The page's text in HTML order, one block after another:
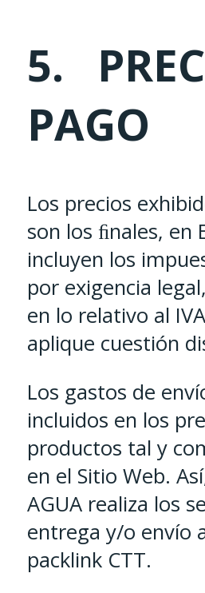
5.
PAGO
Los precios
son los ﬁnales, en
incluyen los
por exigencia
en lo relativo al
aplique cuestión
Los gastos de
incluidos en los
productos tal y
en el Sitio Web.
AGUA realiza los
entrega y/o envío
packlink CTT.